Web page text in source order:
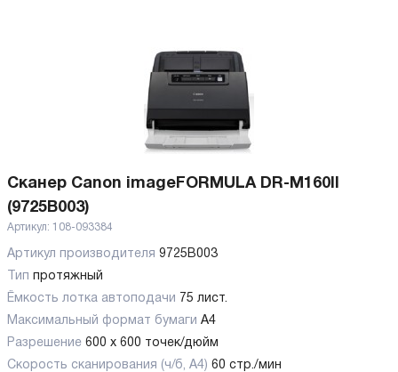
Сканер Canon imageFORMULA DR-M160II
(9725B003)
Артикул: 108-093384
Артикул производителя 9725B003
Тип протяжный
Ёмкость лотка автоподачи 75 лист.
Максимальный формат бумаги А4
Разрешение 600 x 600 точек/дюйм
Скорость сканирования (ч/б, А4) 60 стр./мин